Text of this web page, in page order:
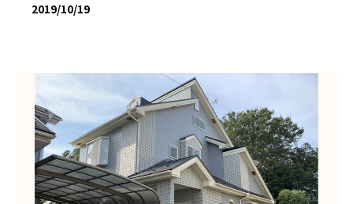
2019/10/19